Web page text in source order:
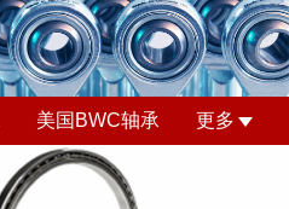
美国BWC轴承 更多